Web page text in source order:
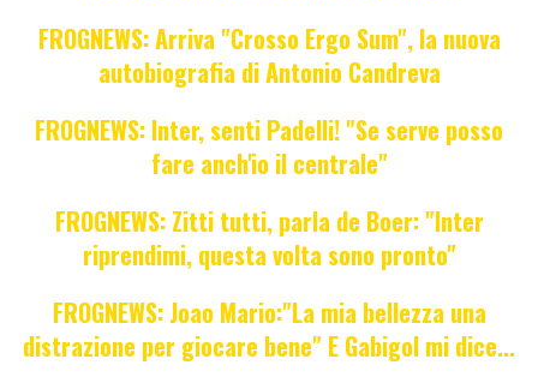
FROGNEWS: Arriva "Crosso Ergo Sum", la nuova
autobiografia di Antonio Candreva
FROGNEWS: Inter, senti Padelli! "Se serve posso
fare anch'io il centrale"
FROGNEWS: Zitti tutti, parla de Boer: "Inter
riprendimi, questa volta sono pronto"
FROGNEWS: Joao Mario:"La mia bellezza una
distrazione per giocare bene" E Gabigol mi dice...